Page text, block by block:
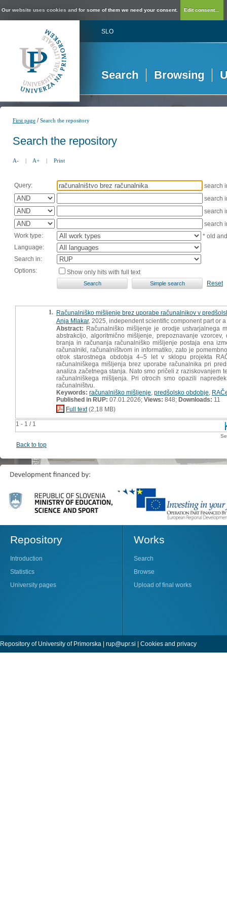
Our website uses cookies and for some of them we need your consent. Edit consent...
SLO
Search Browsing
First page /Search the repository
Search the repository
A- | A+ | Print
Query:
search
search
search
search
Work type:
* old
Language:
Search in:
Options:
Show only hits with full text
Reset
1 - 1 / 1
1. Računalniško mišljenje brez uporabe računalnikov v
Anja Mlakar, 2025, independent scientific component part or
Abstract: Računalniško mišljenje je orodje ustvarjalnega
abstrakcijo, algoritmično mišljenje, prepoznavanje
branja in računanja računalniško mišljenje postaja ena
računalniki, računalništvom in informatiko, zato je
otrok starostnega obdobja 4–5 let v sklopu projekta
računalniškega mišljenja brez uporabe računalnika pri
analiza začetnega stanja. Nato smo pričeli z raziskovanjem
računalniškega mišljenja. Pri otrocih smo opazili
računalništvu.
Keywords: računalniško mišljenje predšolsko obdobje
Published in RUP: 07.01.2026; Views: 848; Downloads: 11
Full text(2,18 MB)
Back to top
Repository
Introduction
Statistics
University pages
Works
Search
Browse
Upload of final works
Repository of University of Primorska | rup@upr.si | Cookies and privacy